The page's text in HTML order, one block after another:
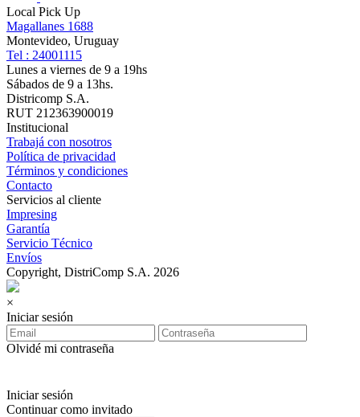
Local Pick Up
Magallanes 1688
Montevideo, Uruguay
Tel : 24001115
Lunes a viernes de 9 a 19hs
Sábados de 9 a 13hs.
Districomp S.A.
RUT 212363900019
Institucional
Trabajá con nosotros
Política de privacidad
Términos y condiciones
Contacto
Servicios al cliente
Impresing
Garantía
Servicio Técnico
Envíos
Copyright, DistriComp S.A. 2026
×
Iniciar sesión
Olvidé mi contraseña
Iniciar sesión
Continuar como invitado